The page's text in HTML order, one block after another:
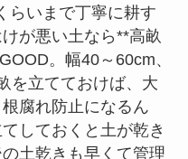
らいまで丁寧に耕す
が悪い土なら**高畝
。幅40～60cm、
を立てておけば、大
腐れ防止になるん
しておくと土が乾き
土乾きも早くて管理